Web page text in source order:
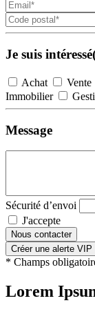
Je suis
Achat Vente
Immobilier
Message
Sécurité d’envoi
J'accepte
Nous contacter
Créer une alerte VIP
* Champs
Lorem